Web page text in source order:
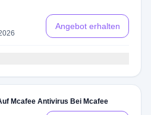
Angebot erhalten
Mcafee Antivirus Bei Mcafee